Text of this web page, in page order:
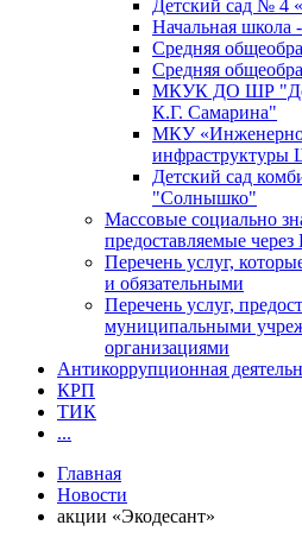
Детский сад № 4
Начальная школа
Средняя
Средняя
МКУК ДО ШР
К.Г. Самарина"
МКУ «Инженерно-
инфраструктуры
Детский сад
"Солнышко"
Массовые социально
предоставляемые через
Перечень услуг,
и обязательными
Перечень услуг,
муниципальными
организациями
Антикоррупционная
КРП
ТИК
...
Главная
Новости
акции «Экодесант»